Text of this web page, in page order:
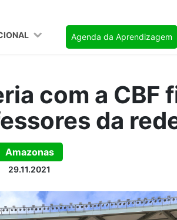
Agenda da Aprendizagem
com a CBF
da
Amazonas
29.11.2021